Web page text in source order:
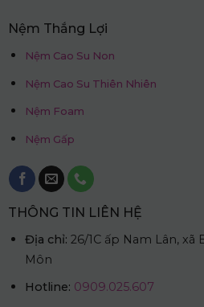
Nệm Thắng Lợi
Nệm Cao Su Non
Nệm Cao Su Thiên Nhiên
Nệm Foam
Nệm Gấp
THÔNG TIN LIÊN HỆ
Địa chỉ: 26/1C ấp Nam Lân,
Môn
Hotline: 0909.025.607